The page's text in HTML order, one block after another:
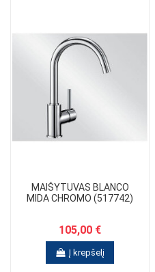
MAIŠYTUVAS BLANCO
MIDA CHROMO (517742)
105,00 €
Į krepšelį